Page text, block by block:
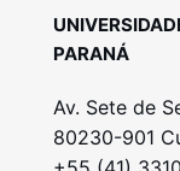
PARANÁ
Av. Sete de
80230-901